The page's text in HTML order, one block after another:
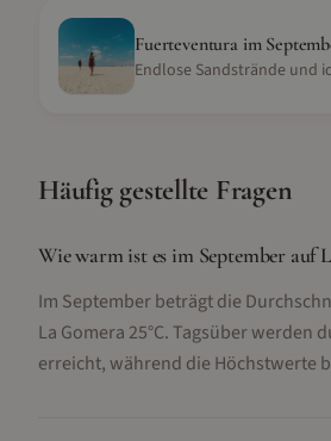
Fuerteventura im
Häufig gestellte Fragen
Wie warm ist es im September auf
Im September beträgt die
La Gomera 25°C. Tagsüber werden
erreicht, während die Höchstwerte